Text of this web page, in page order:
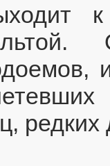
к
редких